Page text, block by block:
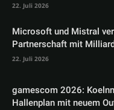
22. Juli 2026
Microsoft und Mistral
Partnerschaft mit
22. Juli 2026
gamescom 2026:
Hallenplan mit neuem